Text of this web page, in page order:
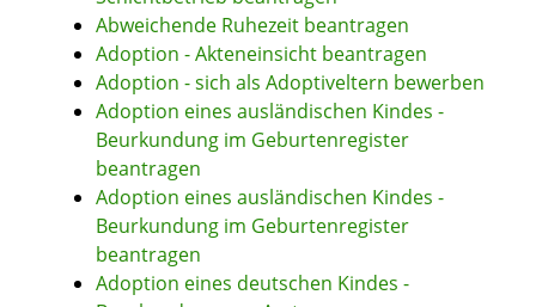
Abweichende Ruhezeit beantragen
Adoption - Akteneinsicht beantragen
Adoption - sich als Adoptiveltern bewerben
Adoption eines ausländischen Kindes -
Beurkundung im Geburtenregister
beantragen
Adoption eines ausländischen Kindes -
Beurkundung im Geburtenregister
beantragen
Adoption eines deutschen Kindes -